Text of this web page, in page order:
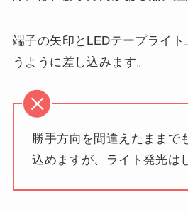
端子の矢印とLEDテープライ
うように差し込みます。
勝手方向を間違えたままで
込めますが、ライト発光は